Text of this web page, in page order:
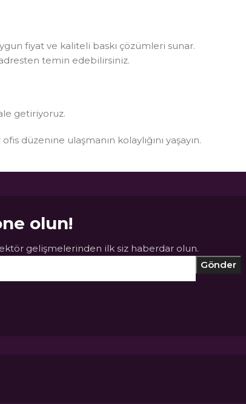
fiyat ve kaliteli baskı çözümleri sunar.
temin edebilirsiniz.
getiriyoruz.
düzenine ulaşmanın kolaylığını yaşayın.
olun!
gelişmelerinden ilk siz haberdar olun.